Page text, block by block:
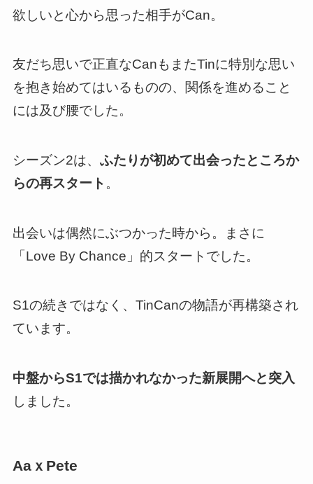
欲しいと心から思った相手がCan。
友だち思いで正直なCanもまたTinに特別な思い
を抱き始めてはいるものの、関係を進めること
には及び腰でした。
シーズン2は、 ふたりが初めて出会ったところか
らの再スタート 。
出会いは偶然にぶつかった時から。まさに
「Love By Chance」的スタートでした。
S1の続きではなく、 TinCanの物語が再構築され
ています。
中盤からS1では描かれなかった新展開へと突入
しました。
AaｘPete